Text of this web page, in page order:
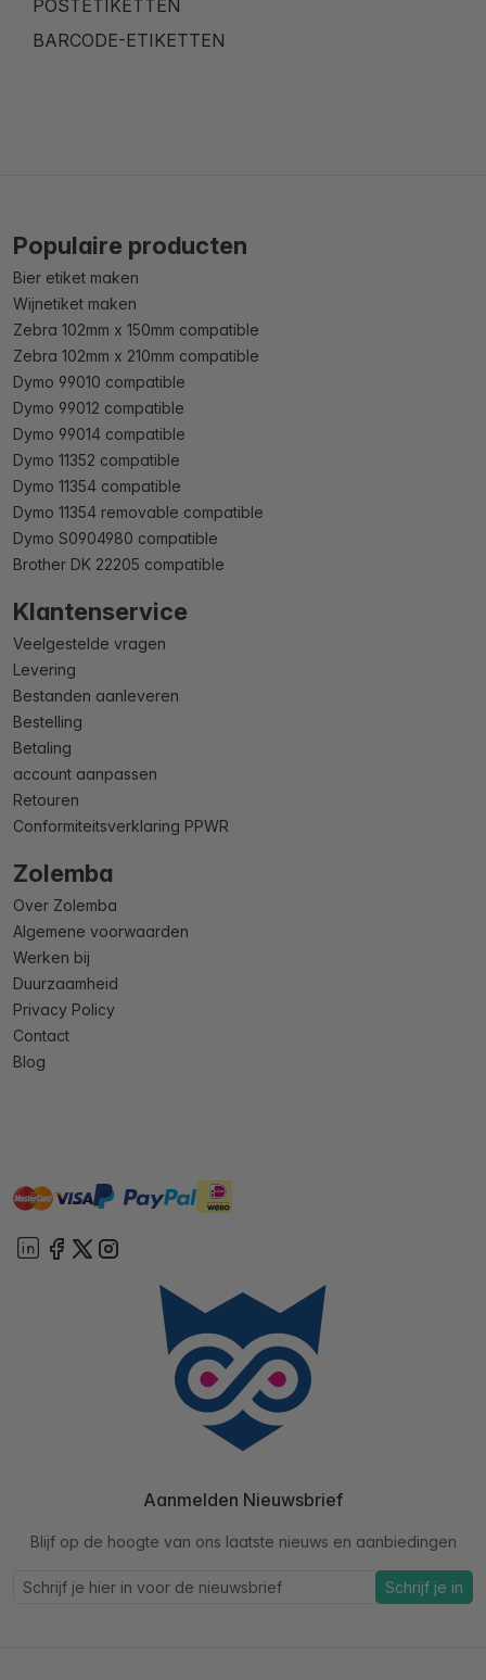
POSTETIKETTEN
BARCODE-ETIKETTEN
Populaire producten
Bier etiket maken
Wijnetiket maken
Zebra 102mm x 150mm compatible
Zebra 102mm x 210mm compatible
Dymo 99010 compatible
Dymo 99012 compatible
Dymo 99014 compatible
Dymo 11352 compatible
Dymo 11354 compatible
Dymo 11354 removable compatible
Dymo S0904980 compatible
Brother DK 22205 compatible
Klantenservice
Veelgestelde vragen
Levering
Bestanden aanleveren
Bestelling
Betaling
account aanpassen
Retouren
Conformiteitsverklaring PPWR
Zolemba
Over Zolemba
Algemene voorwaarden
Werken bij
Duurzaamheid
Privacy Policy
Contact
Blog
mastervisa paypal ideal
Aanmelden Nieuwsbrief
Blijf op de hoogte van ons laatste nieuws en aanbiedingen
Schrijf je in